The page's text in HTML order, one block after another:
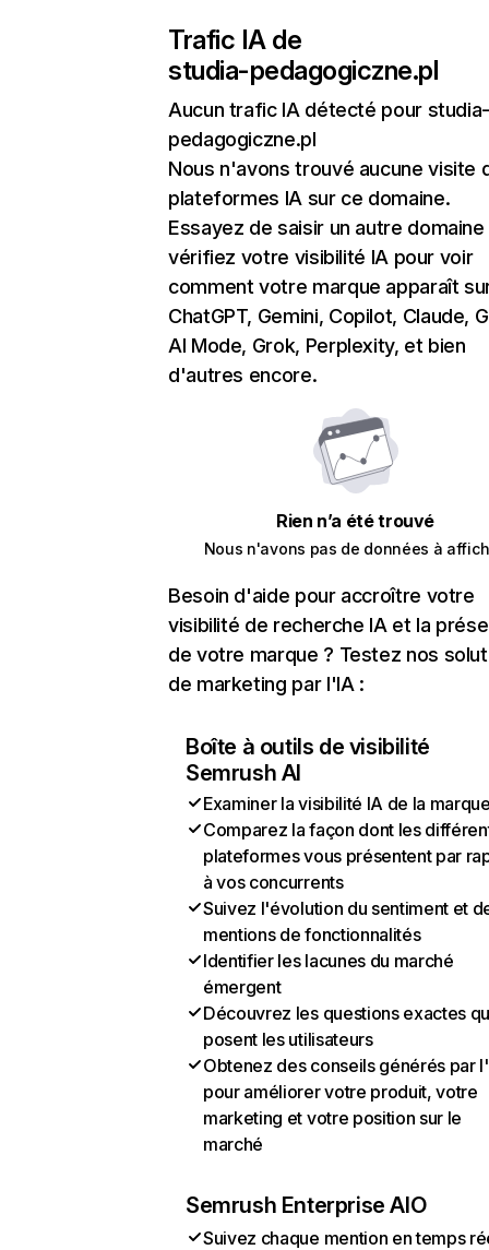
Trafic IA de
studia-pedagogiczne.pl
Aucun trafic IA détecté pour
pedagogiczne.pl
Nous n'avons trouvé aucune visite
plateformes IA sur ce domaine.
Essayez de saisir un autre domaine
vérifiez votre visibilité IA pour voir
comment votre marque apparaît
ChatGPT, Gemini, Copilot, Claude,
AI Mode, Grok, Perplexity, et bien
d'autres encore.
Rien n’a été trouvé
Nous n'avons pas de données à
Besoin d'aide pour accroître votre
visibilité de recherche IA et la
de votre marque ? Testez nos
de marketing par l'IA :
Boîte à outils de visibilité
Semrush AI
Examiner la visibilité IA de la
Comparez la façon dont les
plateformes vous présentent par
à vos concurrents
Suivez l'évolution du sentiment et
mentions de fonctionnalités
Identifier les lacunes du marché
émergent
Découvrez les questions exactes
posent les utilisateurs
Obtenez des conseils générés par
pour améliorer votre produit, votre
marketing et votre position sur le
marché
Semrush Enterprise AIO
Suivez chaque mention en temps